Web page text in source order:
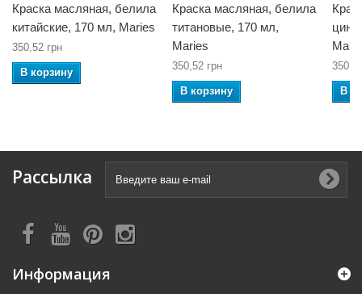
Краска масляная, белила
китайские, 170 мл, Maries
350,52 грн
В корзину
Краска масляная, белила
титановые, 170 мл,
Maries
350,52 грн
В корзину В
Рассылка
Информация